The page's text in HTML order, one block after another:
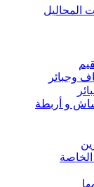
المحاليل
وجبائر
شاش و أربطة
الخاصة